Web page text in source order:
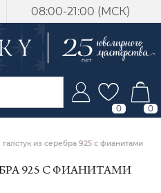
08:00-21:00 (МСК)
0 0
галстук из серебра 925 с фианитами
925 С ФИАНИТАМИ
с